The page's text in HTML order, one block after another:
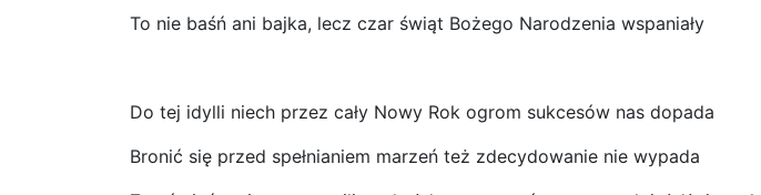
To nie baśń ani bajka, lecz czar świąt Bożego Narodzenia wspaniały
Do tej idylli niech przez cały Nowy Rok ogrom sukcesów nas dopada
Bronić się przed spełnianiem marzeń też zdecydowanie nie wypada